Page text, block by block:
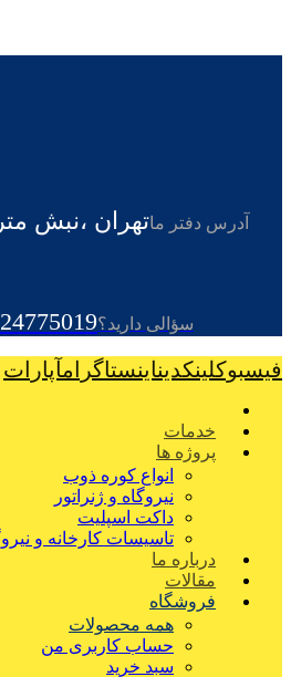
آدرس دفتر ماتهران ،نبش
سؤالی دارید؟
فیسبوکلینکدیناینستاگرامآپارات
خدمات
پروژه ها
انواع کوره ذوب
نیروگاه و ژنراتور
داکت اسپلیت
تاسیسات کارخانه و
درباره ما
مقالات
فروشگاه
همه محصولات
حساب کاربری من
سبد خرید